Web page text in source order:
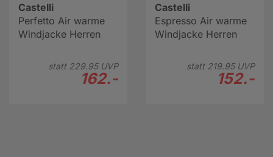
Castelli
Perfetto Air warme
Windjacke Herren
statt 229.95UVP
162.-
Castelli
Espresso Air warme
Windjacke Herren
statt 219.95UVP
152.-